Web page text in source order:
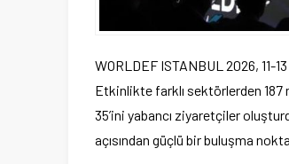
WORLDEF ISTANBUL 2026, 11-
Etkinlikte farklı sektörlerden 187
35’ini yabancı ziyaretçiler
açısından güçlü bir buluşma